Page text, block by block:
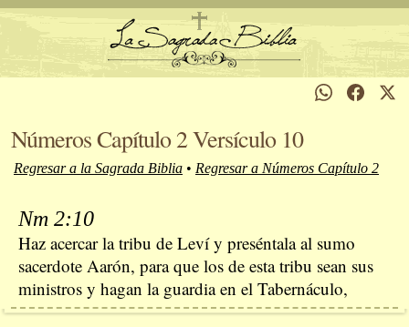
Números Capítulo 2 Versículo 10
Regresar a la Sagrada Biblia • Regresar a Números Capítulo 2
Nm 2:10
Haz acercar la tribu de Leví y preséntala al sumo
sacerdote Aarón, para que los de esta tribu sean sus
ministros y hagan la guardia en el Tabernáculo,